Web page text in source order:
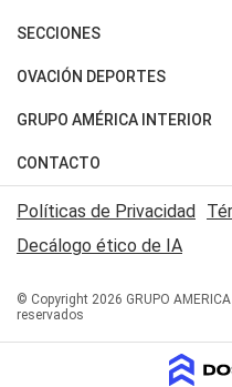
Últimas Noticias
Política
Judiciales
Economia
SECCIONES
Horóscopo
Motores
Trucos caseros
Series y Películas
Edictos y Solicitadas
OVACIÓN DEPORTES
Fútbol
Mundial
Automovilismo
Rugby
Básquet
GRUPO AMÉRICA INTERIOR
Canal 7 en Vivo
San Juan 8
CONTACTO
Acerca de Nosotros
Contactanos
Políticas de Privacidad
Decálogo ético de IA
© Copyright 2026 GRUPO
reservados